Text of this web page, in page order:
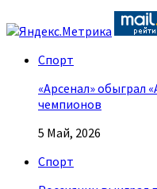
Спорт
«Арсенал» обыграл
чемпионов
5 Май, 2026
Спорт